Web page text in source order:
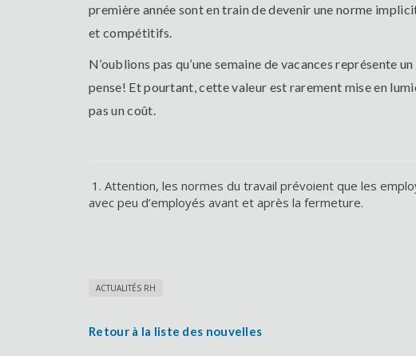
première année sont en train de devenir une norme
et compétitifs.
N’oublions pas qu’une semaine de vacances représente
pense! Et pourtant, cette valeur est rarement mise en
pas un coût.
1. Attention, les normes du travail prévoient que les
avec peu d’employés avant et après la fermeture.
ACTUALITÉS RH
Retour à la liste des nouvelles